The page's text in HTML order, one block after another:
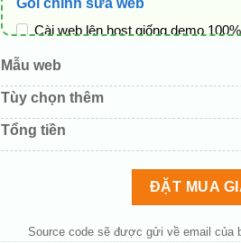
Gói chỉnh sửa web
Cài web lên host giống demo 100%
Thay logo + thông tin doanh nghiệp
Đổi màu chủ đạo theo tông của
Sửa danh mục và sắp xếp lại đề
Thay đổi bố cục trang chủ (đơn
Mẫu web
Tùy chọn thêm
Tổng tiền
ĐẶT MUA
Source code sẽ được gửi về email của